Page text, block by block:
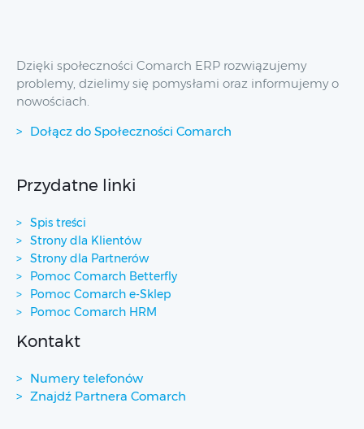
Dzięki społeczności Comarch ERP rozwiązujemy
problemy, dzielimy się pomysłami oraz informujemy o
nowościach.
Dołącz do Społeczności Comarch
Przydatne linki
Spis treści
Strony dla Klientów
Strony dla Partnerów
Pomoc Comarch Betterfly
Pomoc Comarch e-Sklep
Pomoc Comarch HRM
Kontakt
Numery telefonów
Znajdź Partnera Comarch